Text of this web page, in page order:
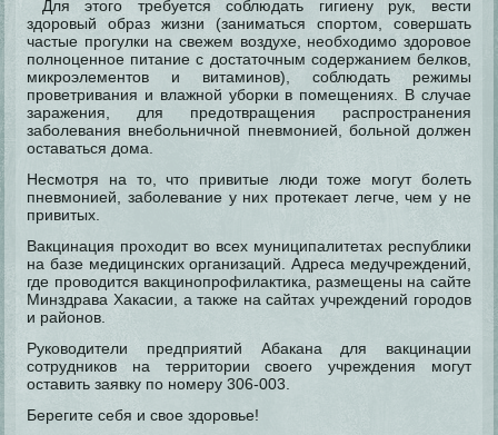
Для этого требуется соблюдать гигиену рук, вести
здоровый образ жизни (заниматься спортом, совершать
частые прогулки на свежем воздухе, необходимо здоровое
полноценное питание с достаточным содержанием белков,
микроэлементов и витаминов), соблюдать режимы
проветривания и влажной уборки в помещениях. В случае
заражения, для предотвращения распространения
заболевания внебольничной пневмонией, больной должен
оставаться дома.
Несмотря на то, что привитые люди тоже могут болеть
пневмонией, заболевание у них протекает легче, чем у не
привитых.
Вакцинация проходит во всех муниципалитетах республики
на базе медицинских организаций. Адреса медучреждений,
где проводится вакцинопрофилактика, размещены на сайте
Минздрава Хакасии, а также на сайтах учреждений городов
и районов.
Руководители предприятий Абакана для вакцинации
сотрудников на территории своего учреждения могут
оставить заявку по номеру 306-003.
Берегите себя и свое здоровье!